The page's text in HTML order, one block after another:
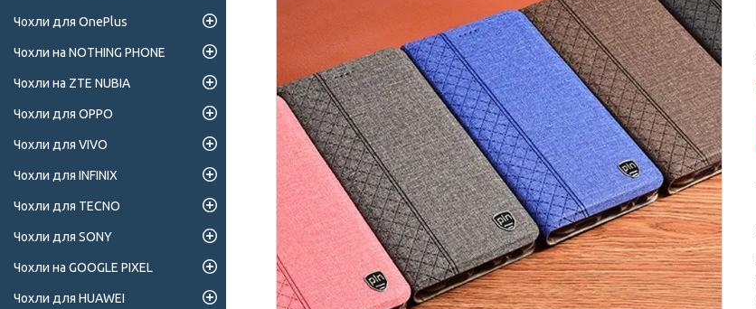
Чохли для OnePlus
Чохли на NOTHING PHONE
Чохли на ZTE NUBIA
Чохли для OPPO
Чохли для VIVO
Чохли для INFINIX
Чохли для TECNO
Чохли для SONY
Чохли на GOOGLE PIXEL
Чохли для HUAWEI